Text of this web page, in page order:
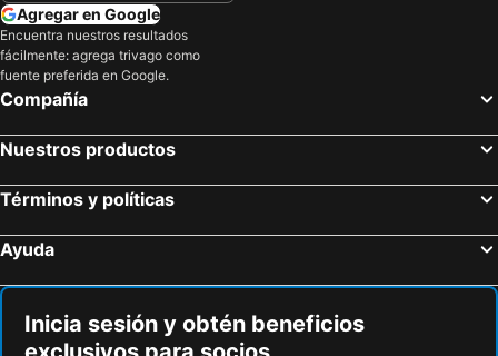
Agregar en Google
Encuentra nuestros resultados
fácilmente: agrega trivago como
fuente preferida en Google.
Compañía
Nuestros productos
Términos y políticas
Ayuda
Inicia sesión y obtén beneficios